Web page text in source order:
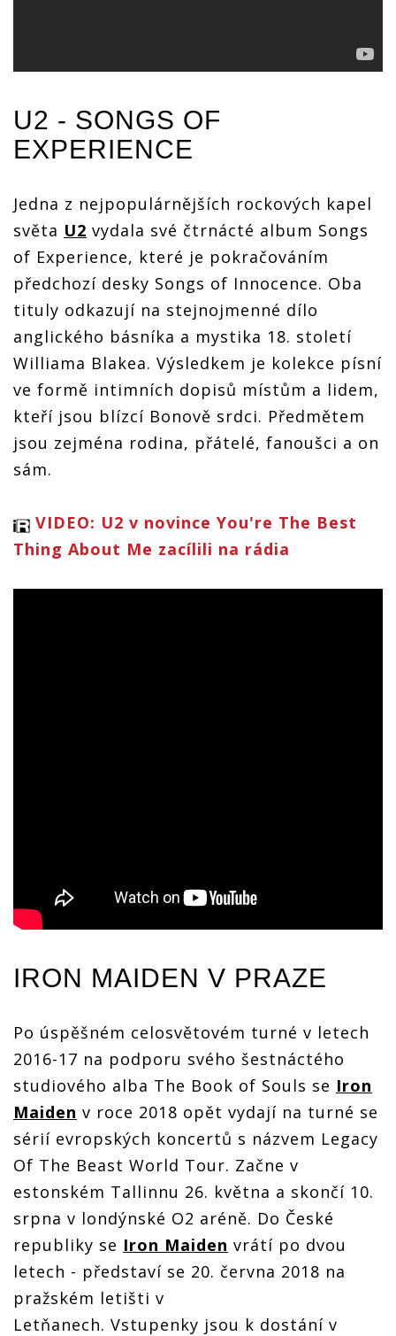
U2 - SONGS OF
EXPERIENCE
Jedna z nejpopulárnějších rockových kapel
světa U2 vydala své čtrnácté album Songs
of Experience, které je pokračováním
předchozí desky Songs of Innocence. Oba
tituly odkazují na stejnojmenné dílo
anglického básníka a mystika 18. století
Williama Blakea. Výsledkem je kolekce písní
ve formě intimních dopisů místům a lidem,
kteří jsou blízcí Bonově srdci. Předmětem
jsou zejména rodina, přátelé, fanoušci a on
sám.
VIDEO: U2 v novince You're The Best
Thing About Me zacílili na rádia
IRON MAIDEN V PRAZE
Po úspěšném celosvětovém turné v letech
2016-17 na podporu svého šestnáctého
studiového alba The Book of Souls se Iron
Maiden v roce 2018 opět vydají na turné se
sérií evropských koncertů s názvem Legacy
Of The Beast World Tour. Začne v
estonském Tallinnu 26. května a skončí 10.
srpna v londýnské O2 aréně. Do České
republiky se Iron Maiden vrátí po dvou
letech - představí se 20. června 2018 na
pražském letišti v
Letňanech. Vstupenky jsou k dostání v